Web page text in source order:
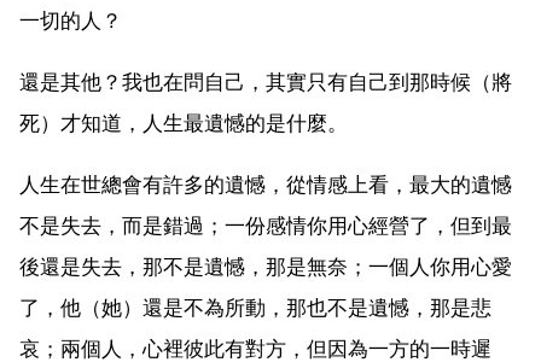
一切的人？
還是其他？我也在問自己，其實只有自己到那時候（將
死）才知道，人生最遺憾的是什麼。
人生在世總會有許多的遺憾，從情感上看，最大的遺憾
不是失去，而是錯過；一份感情你用心經營了，但到最
後還是失去，那不是遺憾，那是無奈；一個人你用心愛
了，他（她）還是不為所動，那也不是遺憾，那是悲
哀；兩個人，心裡彼此有對方，但因為一方的一時遲